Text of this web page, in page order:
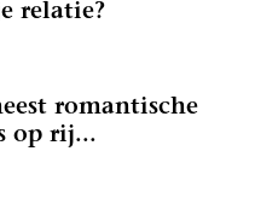
relatie?
romantische
op rij...